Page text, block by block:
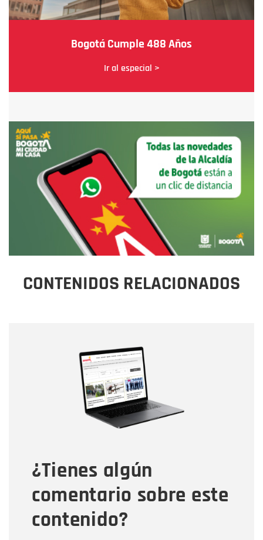
Bogotá Cumple 488 Años
Ir al especial >
CONTENIDOS RELACIONADOS
¿Tienes algún
comentario sobre este
contenido?
Correo electrónico
Tipo de comentario
Mensaje